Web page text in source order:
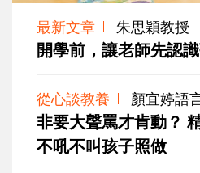
最新文章 朱思穎教授
開學前，讓老師先認
從心談教養 顏宜婷語
非要大聲罵才肯動？
不吼不叫孩子照做